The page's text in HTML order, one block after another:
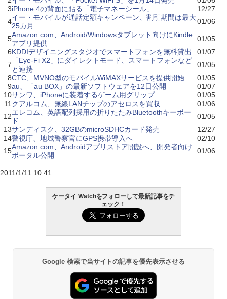
3iPhone 4の背面に貼る「電子マネーシール」
12/27
4イー・モバイルが通話定額キャンペーン、割引期間は最大
25カ月
01/06
5Amazon.com、Android/Windowsタブレット向けにKindle
アプリ提供
01/05
6KDDIデザイニングスタジオでスマートフォンを無料貸出
01/07
7 「Eye-Fi X2」にダイレクトモード、スマートフォンなど
と連携
01/05
8CTC、MVNO型のモバイルWiMAXサービスを提供開始
01/05
9au、「au BOX」の最新ソフトウェアを12日公開
01/07
10サンワ、iPhoneに装着するゲーム用グリップ
01/05
11 クアルコム、無線LANチップのアセロスを買収
01/06
12エレコム、英語配列採用の折りたたみBluetoothキーボー
ド
01/05
13サンディスク、32GBのmicroSDHCカード発売
12/27
14警視庁、地域警察官にGPS携帯導入へ
02/10
15Amazon.com、Androidアプリストア開設へ、開発者向け
ポータル公開
01/06
2011/1/11 10:41
ケータイ Watchをフォローして最新記事をチ
ェック！
Google 検索で当サイトの記事を優先表示させる